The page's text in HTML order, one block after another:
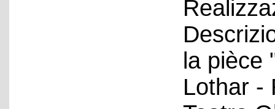
la pièce
Lothar -